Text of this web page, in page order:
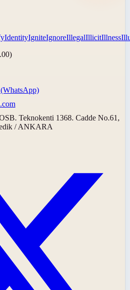
IdentityIgniteIgnoreIllegalIllicitIllness
(WhatsApp)
Teknokenti 1368. Cadde No.61,
/ ANKARA